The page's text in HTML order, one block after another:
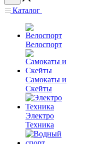
Каталог
Велоспорт
Самокаты и
Скейты
Электро
Техника